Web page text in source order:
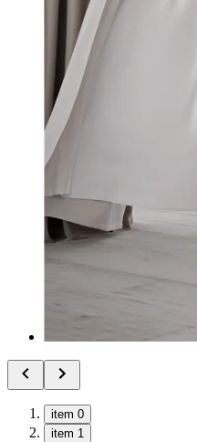
item 0
item 1